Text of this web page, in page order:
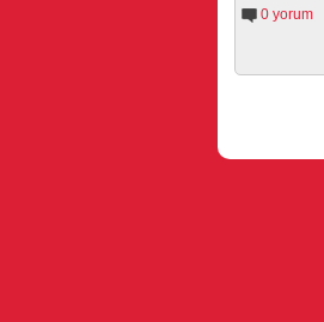
0 yorum